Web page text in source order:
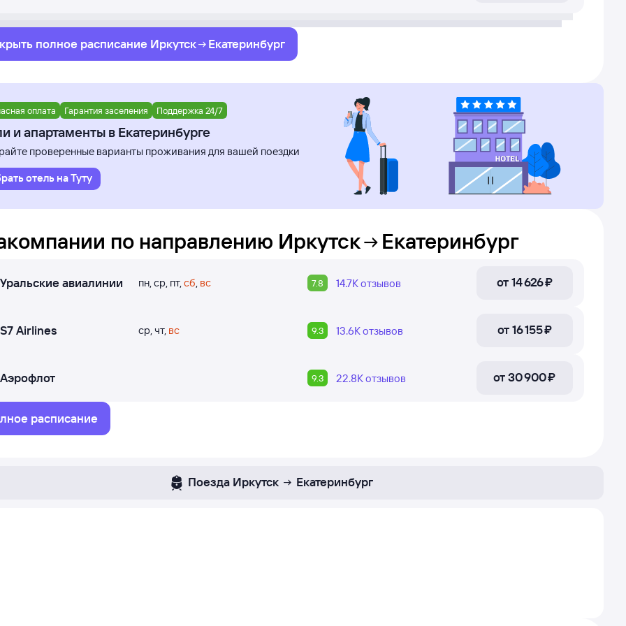
полное расписание Иркутск Екатеринбург
оплата Гарантия заселения Поддержка 24/7
и апартаменты в Екатеринбурге
проверенные варианты проживания для вашей поездки
отель на Туту
по направлению Иркутск Екатеринбург
Уральские авиалинии пн,ср, пт,сб, вс 7.8 14.7Котзывов от14 ⁠626 ⁠₽
S7 Airlines ср,чт, вс 9.3 13.6Котзывов от16 ⁠155 ⁠₽
Аэрофлот 9.3 22.8Котзывов от 30 ⁠900 ⁠₽
расписание
Поезда Иркутск Екатеринбург